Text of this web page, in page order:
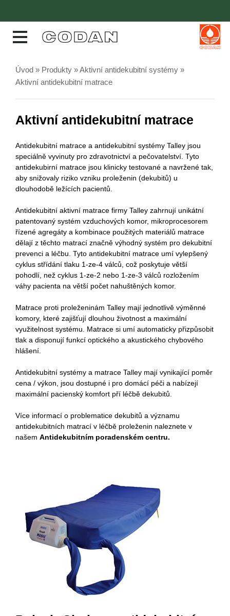
Úvod » Produkty »Aktivní antidekubitní systémy »
Aktivní antidekubitní matrace
Aktivní antidekubitní matrace
Antidekubitní matrace a antidekubitní systémy Talley jsou
speciálně vyvinuty pro zdravotnictví a pečovatelství. Tyto
antidekubirní matrace jsou klinicky testované a navržené tak,
aby snižovaly riziko vzniku proleženin (dekubitů) u
dlouhodobě ležících pacientů.
Antidekubitní aktivní matrace firmy Talley zahrnují unikátní
patentovaný systém vzduchových komor, mikroprocesorem
řízené agregáty a kombinace použitých materiálů matrace
dělají z těchto matrací značně výhodný systém pro dekubitní
prevenci a léčbu. Tyto antidekubitní matrace umí vylepšený
cyklus střídání tlaku 1-ze-4 válců, což poskytuje větší
pohodlí, než cyklus 1-ze-2 nebo 1-ze-3 válců rozložením
váhy pacienta na větší počet nahuštěných komor.
Matrace proti proleženinám Talley mají jednotlivě výměnné
komory, které zajišťují dlouhou životnost a maximální
využitelnost systému. Matrace si umí automaticky přizpůsobit
tlak a disponují funkcí optického a akustického chybového
hlášení.
Antidekubitní systémy a matrace Talley mají vynikající poměr
cena / výkon, jsou dostupné i pro domácí péči a nabízejí
maximální pacienský komfort pří léčbě dekubitů.
Více informací o problematice dekubitů a významu
antidekubitních matrací v léčbě proleženin naleznete v
našem Antidekubitním poradenském centru.